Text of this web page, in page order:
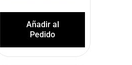
Añadir al
Pedido